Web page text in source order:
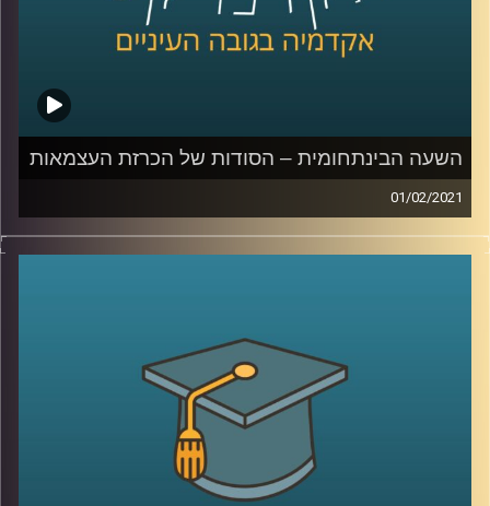
השעה הבינתחומית – הסודות של הכרזת העצמאות
01/02/2021
מי מאיתנו לא מכיר את ההקלטה המפורסמת של דוד בן גוריון
מקריא בפאתוס הוליוודי את מגילת העצמאות, כחלק מהכרזת
פרופ' יורם שחר, חוקר את ההיסטוריה של המשפט בביה"ס
רדזינר למשפטים, יצא למחקר מרתק אודות ההיסטוריה של
הכרזת העצמאות. מי האנשים שהיו מעורבים בתהליך הניסוח
של המגילה (שנמשך הרבה פחות זמן ממה שתוכלו לתאר), מה
היו ההשראות לכתיבתה, ומה שכחו להכניס אליה?
AudioVersity